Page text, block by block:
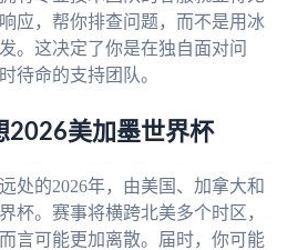
应，帮你排查问题，而不是用冰
。这决定了你是在独自面对问
待命的支持团队。
2026美加墨世界杯
处的2026年，由美国、加拿大和
杯。赛事将横跨北美多个时区，
言可能更加离散。届时，你可能